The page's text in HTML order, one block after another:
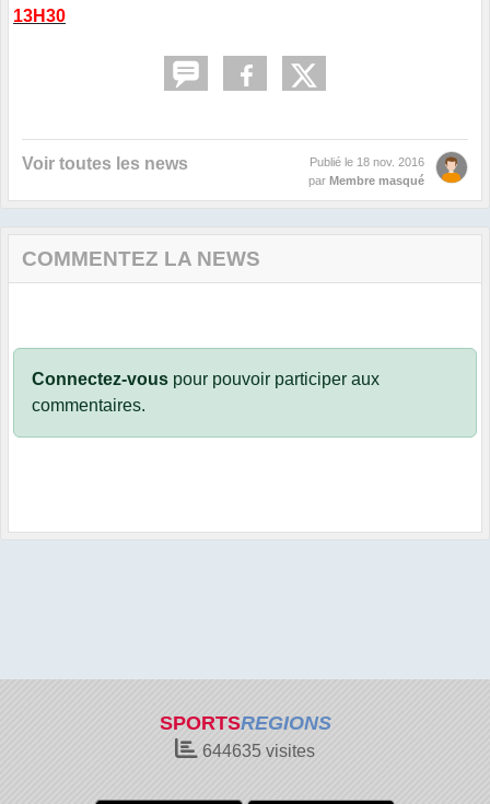
13H30
Voir toutes les news Publié le 18 nov. 2016
par Membre masqué
COMMENTEZ LA NEWS
Connectez-vous pour pouvoir participer aux
commentaires.
SPORTSREGIONS
644635 visites